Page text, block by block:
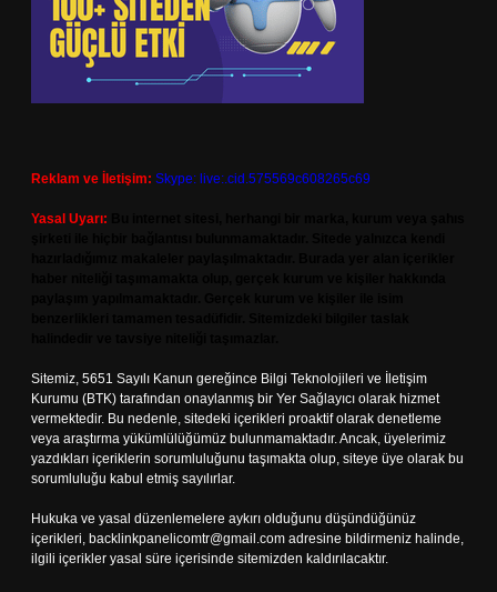
Reklam ve İletişim: Skype: live:.cid.575569c608265c69
Yasal Uyarı:
Sitemiz, 5651 Sayılı Kanun gereğince Bilgi Teknolojileri ve İletişim
Kurumu (BTK) tarafından onaylanmış bir Yer Sağlayıcı olarak hizmet
vermektedir. Bu nedenle, sitedeki içerikleri proaktif olarak denetleme
veya araştırma yükümlülüğümüz bulunmamaktadır. Ancak, üyelerimiz
yazdıkları içeriklerin sorumluluğunu taşımakta olup, siteye üye olarak bu
sorumluluğu kabul etmiş sayılırlar.
Hukuka ve yasal düzenlemelere aykırı olduğunu düşündüğünüz
içerikleri, backlinkpanelicomtr@gmail.com adresine bildirmeniz halinde,
ilgili içerikler yasal süre içerisinde sitemizden kaldırılacaktır.